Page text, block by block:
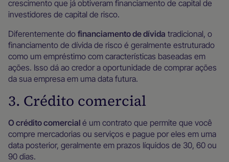
crescimento que já obtiveram financiamento de capital de
investidores de capital de risco.
Diferentemente do financiamento de dívida tradicional, o
financiamento de dívida de risco é geralmente estruturado
como um empréstimo com características baseadas em
ações. Isso dá ao credor a oportunidade de comprar ações
da sua empresa em uma data futura.
3. Crédito comercial
O crédito comercial é um contrato que permite que você
compre mercadorias ou serviços e pague por eles em uma
data posterior, geralmente em prazos líquidos de 30, 60 ou
90 dias.